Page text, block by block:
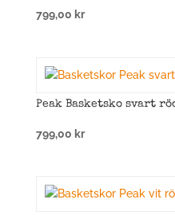
799,00 kr
Peak Basketsko svart
799,00 kr